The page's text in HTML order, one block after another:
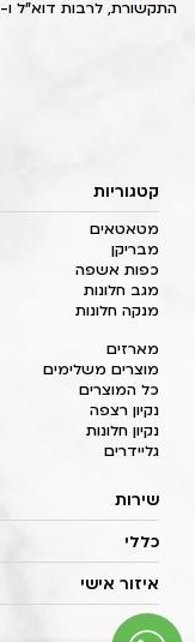
התקשורת, לרבות דוא"ל ו-SMS.
קטגוריות
מטאטאים
מבריקן
כפות אשפה
מגב חלונות
מנקה חלונות
מארזים
מוצרים משלימים
כל המוצרים
נקיון רצפה
נקיון חלונות
גליידרים
שירות
כללי
איזור אישי